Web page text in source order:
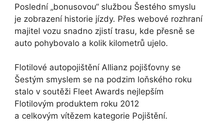
Poslední „bonusovou“ službou Šestého smyslu
je zobrazení historie jízdy. Přes webové rozhraní
majitel vozu snadno zjistí trasu, kde přesně se
auto pohybovalo a kolik kilometrů ujelo.
Flotilové autopojištění Allianz pojišťovny se
Šestým smyslem se na podzim loňského roku
stalo v soutěži Fleet Awards nejlepším
Flotilovým produktem roku 2012
a celkovým vítězem kategorie Pojištění.